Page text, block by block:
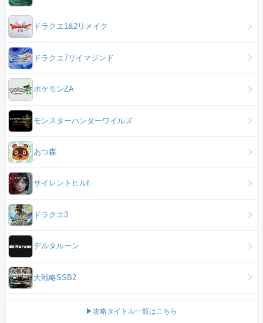
ドラクエ1&2リメイク
ドラクエ7リイマジンド
ポケモンZA
モンスターハンターワイルズ
あつ森
サイレントヒルf
ドラクエ3
デルタルーン
大戦略SSB2
▶攻略タイトル一覧はこちら